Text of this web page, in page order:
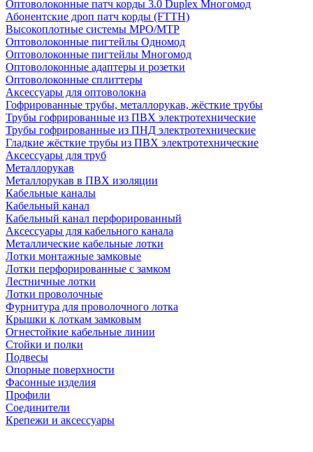
Оптоволоконные патч корды 3.0 Duplex Многомод
Абонентские дроп патч корды (FTTH)
Высокоплотные системы MPO/MTP
Оптоволоконные пигтейлы Одномод
Оптоволоконные пигтейлы Многомод
Оптоволоконные адаптеры и розетки
Оптоволоконные сплиттеры
Аксессуары для оптоволокна
Гофрированные трубы, металлорукав, жёсткие трубы
Трубы гофрированные из ПВХ электротехнические
Трубы гофрированные из ПНД электротехнические
Гладкие жёсткие трубы из ПВХ электротехнические
Аксессуары для труб
Металлорукав
Металлорукав в ПВХ изоляции
Кабельные каналы
Кабельный канал
Кабельный канал перфорированный
Аксессуары для кабельного канала
Металлические кабельные лотки
Лотки монтажные замковые
Лотки перфорированные с замком
Лестничные лотки
Лотки проволочные
Фурнитура для проволочного лотка
Крышки к лоткам замковым
Огнестойкие кабельные линии
Стойки и полки
Подвесы
Опорные поверхности
Фасонные изделия
Профили
Соединители
Крепежи и аксессуары